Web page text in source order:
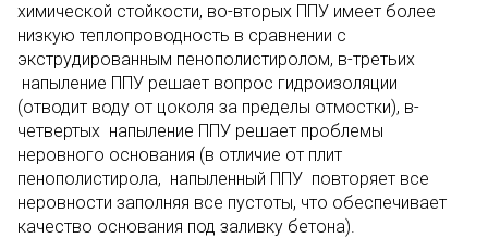
химической стойкости, во-вторых ППУ имеет более
низкую теплопроводность в сравнении с
экструдированным пенополистиролом, в-третьих
напыление ППУ решает вопрос гидроизоляции
(отводит воду от цоколя за пределы отмостки), в-
четвертых напыление ППУ решает проблемы
неровного основания (в отличие от плит
пенополистирола, напыленный ППУ повторяет все
неровности заполняя все пустоты, что обеспечивает
качество основания под заливку бетона).